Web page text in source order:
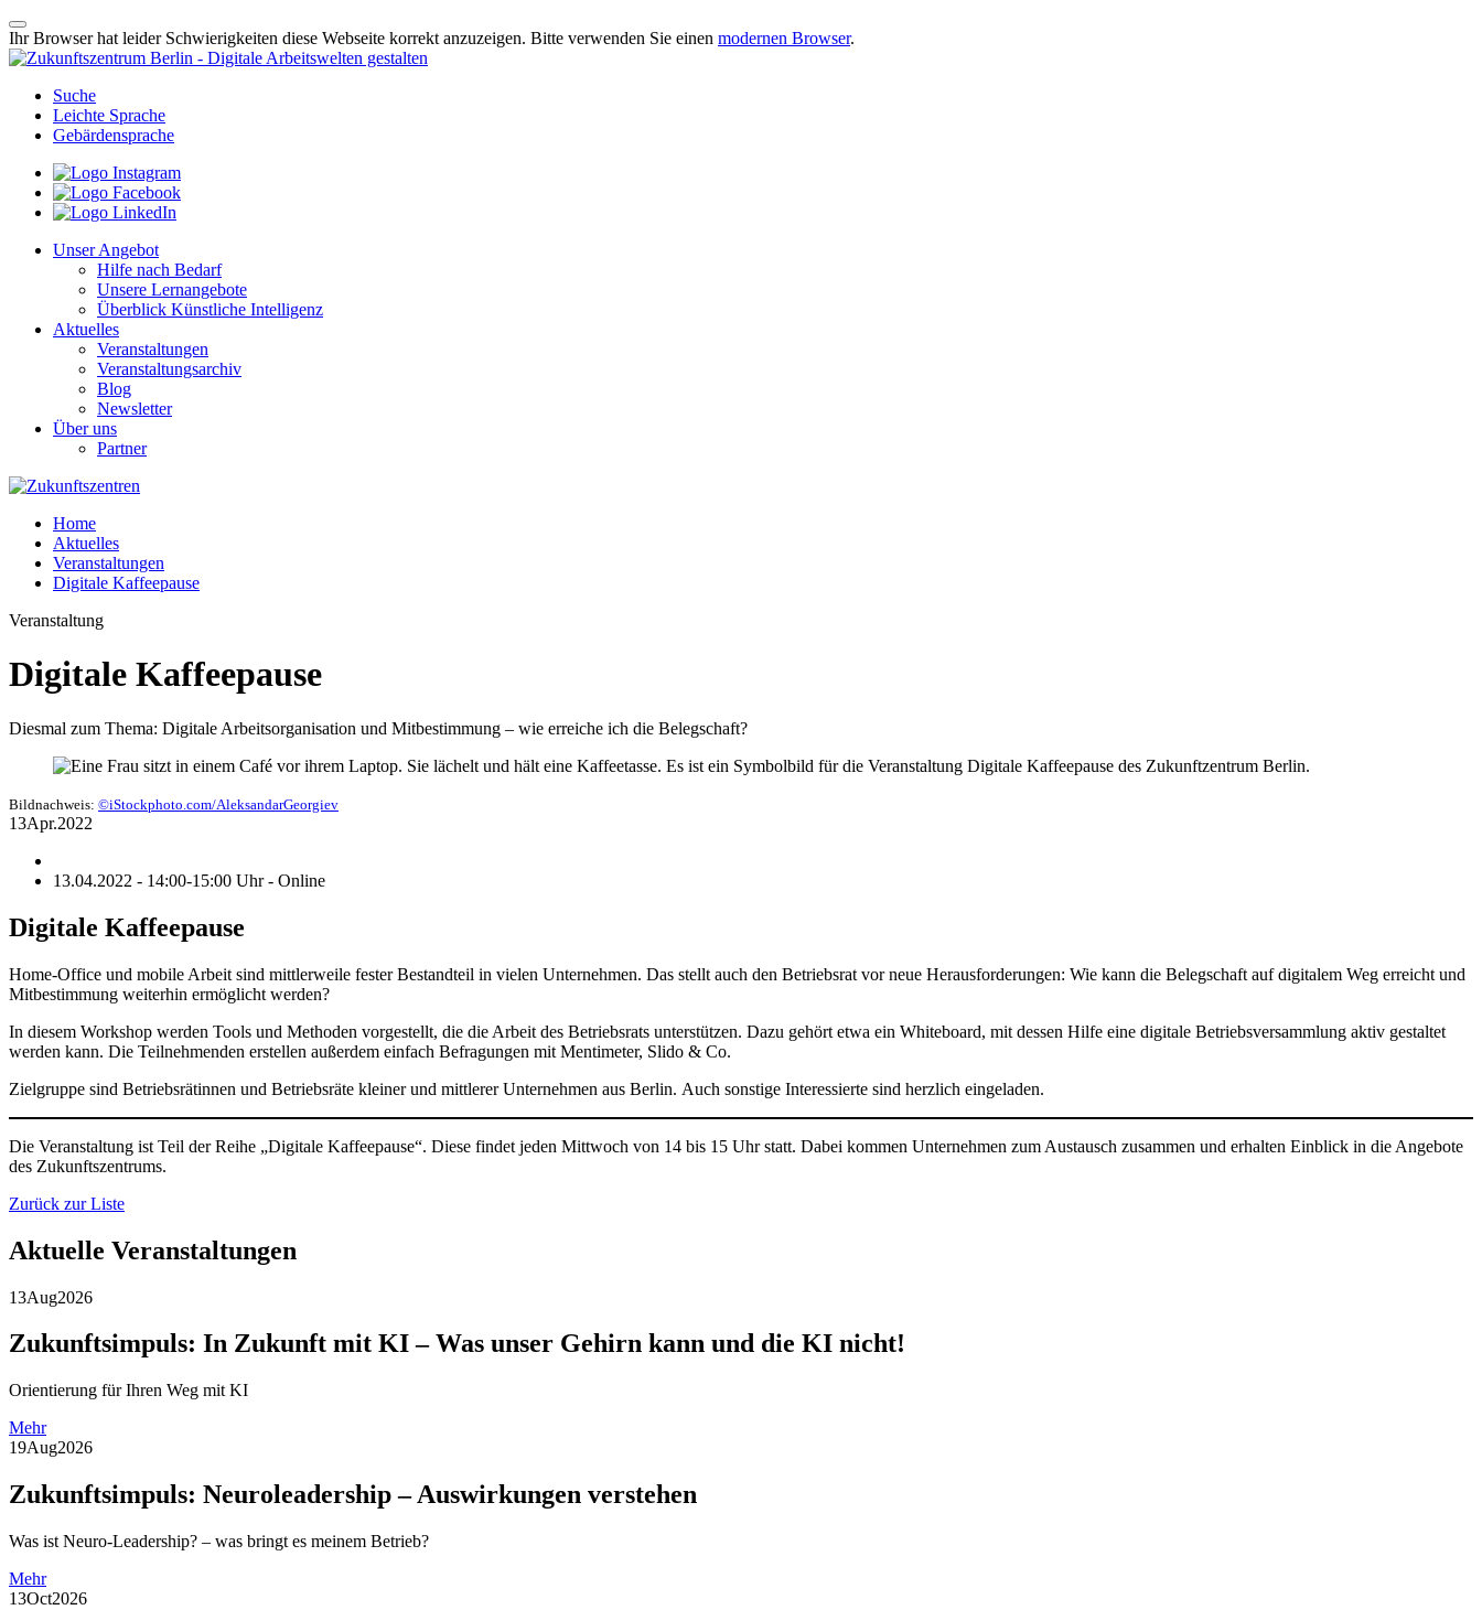
Ihr Browser hat leider Schwierigkeiten diese Webseite korrekt anzuzeigen. Bitte verwenden Sie einen modernen Browser.
Suche
Leichte Sprache
Gebärdensprache
Unser Angebot
Hilfe nach Bedarf
Unsere Lernangebote
Überblick Künstliche Intelligenz
Aktuelles
Veranstaltungen
Veranstaltungsarchiv
Blog
Newsletter
Über uns
Partner
Home
Aktuelles
Veranstaltungen
Digitale Kaffeepause
Veranstaltung
Digitale Kaffeepause
Diesmal zum Thema: Digitale Arbeitsorganisation und Mitbestimmung – wie erreiche ich die Belegschaft?
Bildnachweis: ©iStockphoto.com/AleksandarGeorgiev
13Apr.2022
13.04.2022 - 14:00-15:00 Uhr - Online
Digitale Kaffeepause
Home-Office und mobile Arbeit sind mittlerweile fester Bestandteil in vielen Unternehmen. Das stellt auch den Betriebsrat vor neue Herausforderungen: Wie kann die Belegschaft auf digitalem Weg erreicht und
Mitbestimmung weiterhin ermöglicht werden?
In diesem Workshop werden Tools und Methoden vorgestellt, die die Arbeit des Betriebsrats unterstützen. Dazu gehört etwa ein Whiteboard, mit dessen Hilfe eine digitale Betriebsversammlung aktiv gestaltet
werden kann. Die Teilnehmenden erstellen außerdem einfach Befragungen mit Mentimeter, Slido & Co.
Zielgruppe sind Betriebsrätinnen und Betriebsräte kleiner und mittlerer Unternehmen aus Berlin. Auch sonstige Interessierte sind herzlich eingeladen.
Die Veranstaltung ist Teil der Reihe „Digitale Kaffeepause“. Diese findet jeden Mittwoch von 14 bis 15 Uhr statt. Dabei kommen Unternehmen zum Austausch zusammen und erhalten Einblick in die Angebote
des Zukunftszentrums.
Zurück zur Liste
Aktuelle Veranstaltungen
13Aug2026
Zukunftsimpuls: In Zukunft mit KI – Was unser Gehirn kann und die KI nicht!
Orientierung für Ihren Weg mit KI
Mehr
19Aug2026
Zukunftsimpuls: Neuroleadership – Auswirkungen verstehen
Was ist Neuro-Leadership? – was bringt es meinem Betrieb?
Mehr
13Oct2026